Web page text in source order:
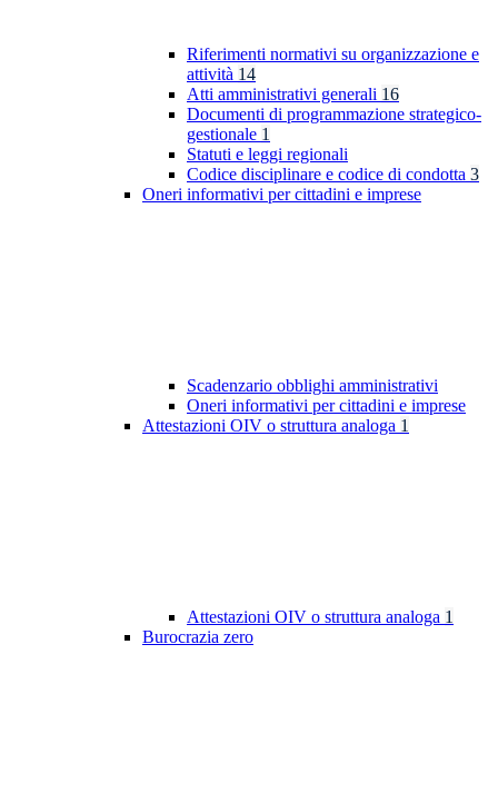
Riferimenti normativi su organizzazione e
attività 14
Atti amministrativi generali 16
Documenti di programmazione strategico-
gestionale 1
Statuti e leggi regionali
Codice disciplinare e codice di condotta 3
Oneri informativi per cittadini e imprese
Scadenzario obblighi amministrativi
Oneri informativi per cittadini e imprese
Attestazioni OIV o struttura analoga 1
Attestazioni OIV o struttura analoga 1
Burocrazia zero